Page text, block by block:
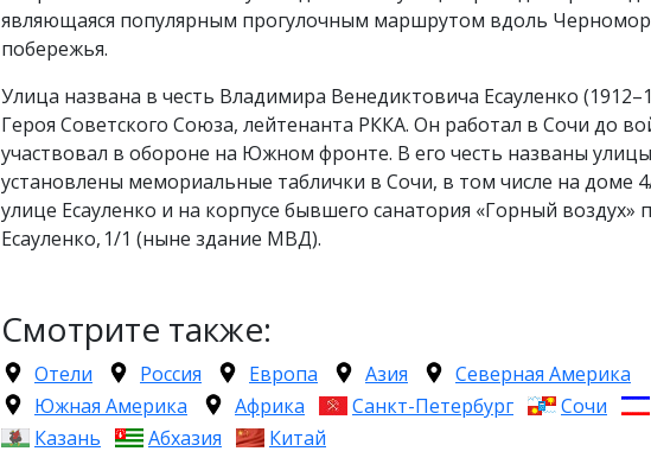
являющаяся популярным прогулочным маршрутом вдоль
побережья.
Улица названа в честь Владимира Венедиктовича Есауленко
Героя Советского Союза, лейтенанта РККА. Он работал в Сочи до
участвовал в обороне на Южном фронте. В его честь названы
установлены мемориальные таблички в Сочи, в том числе на доме
улице Есауленко и на корпусе бывшего санатория «Горный воздух»
Есауленко, 1/1 (ныне здание МВД).
Смотрите также:
Отели Россия Европа Азия
Северная Америка
Южная Америка
Африка Санкт-Петербург Сочи
Казань
Абхазия Китай